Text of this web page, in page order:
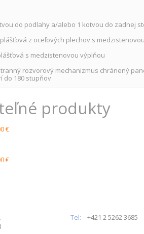
do podlahy a/alebo 1 kotvou do zadnej
z oceľových plechov s
s medzistenovou výplňou
rozvorový mechanizmus chránený
do 180 stupňov
produkty
€
€
Tel: +421 2 5262 3685